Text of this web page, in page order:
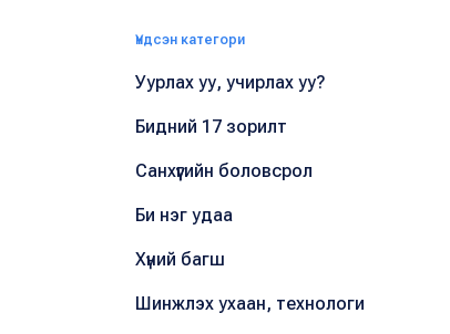
Үндсэн категори
Уурлах уу, учирлах уу?
Бидний 17 зорилт
Санхүүгийн боловсрол
Би нэг удаа
Хүний багш
Шинжлэх ухаан, технологи